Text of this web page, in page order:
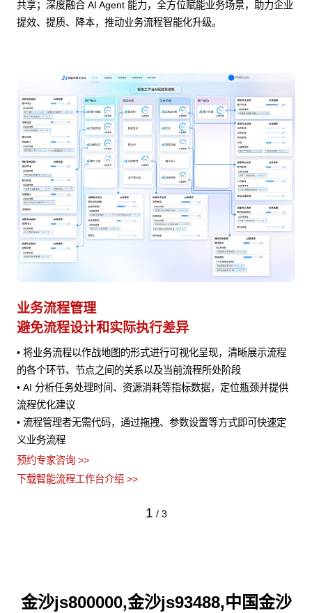
共享；深度融合 AI Agent 能力，全方位赋能业务场景，助力企业
提效、提质、降本，推动业务流程智能化升级。
业务流程管理
避免流程设计和实际执行差异
• 将业务流程以作战地图的形式进行可视化呈现，清晰展示流程
的各个环节、节点之间的关系以及当前流程所处阶段
• AI 分析任务处理时间、资源消耗等指标数据，定位瓶颈并提供
流程优化建议
• 流程管理者无需代码，通过拖拽、参数设置等方式即可快速定
义业务流程
预约专家咨询 >>
下载智能流程工作台介绍 >>
1 / 3
金沙js800000,金沙js93488,中国金沙